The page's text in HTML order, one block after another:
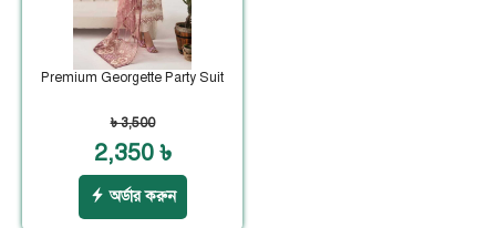
Premium Georgette Party Suit
৳ 3,500
2,350 ৳
অর্ডার করুন